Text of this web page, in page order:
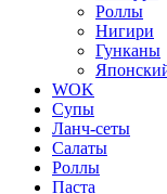
Роллы
Нигири
Гунканы
WOK
Супы
Ланч-сеты
Салаты
Роллы
Паста